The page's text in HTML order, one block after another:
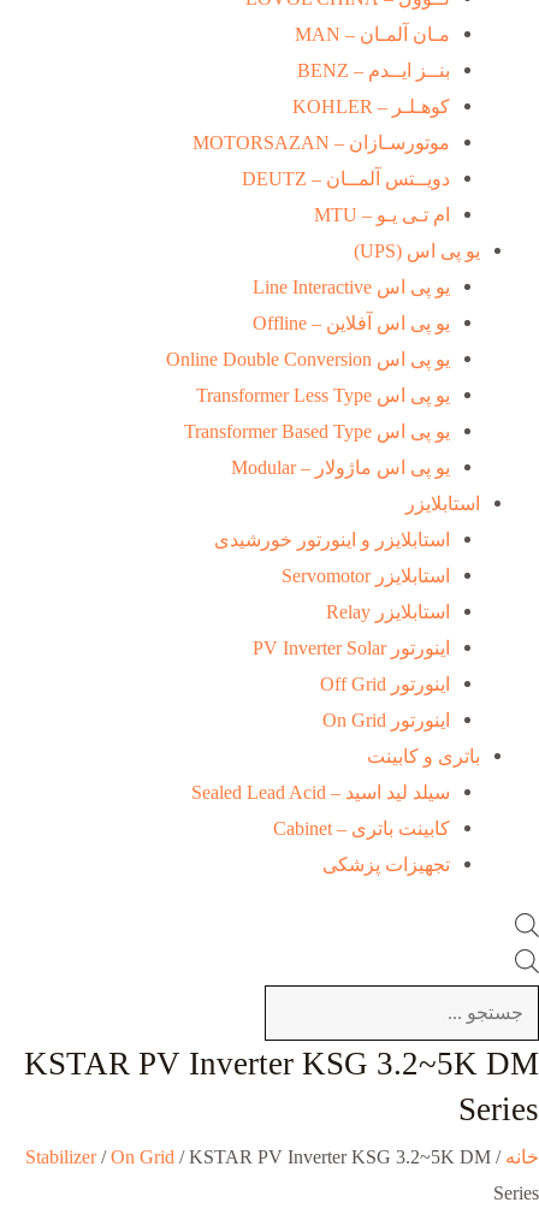
مـان آلمـان – MAN
بنــز ایــدم – BENZ
کوهـلـر – KOHLER
موتورسـازان – MOTORSAZAN
دویــتس آلمــان – DEUTZ
ام تـی یـو – MTU
یو پی اس (UPS)
یو پی اس Line Interactive
یو پی اس آفلاین – Offline
یو پی اس Online Double Conversion
یو پی اس Transformer Less Type
یو پی اس Transformer Based Type
یو پی اس ماژولار – Modular
استابلایزر
استابلایزر و اینورتور خورشیدی
استابلایزر Servomotor
استابلایزر Relay
اینورتور PV Inverter Solar
اینورتور Off Grid
اینورتور On Grid
باتری و کابینت
سیلد لید اسید – Sealed Lead Acid
کابینت باتری – Cabinet
تجهیزات پزشکی
KSTAR PV Inverter KSG 3.2~5K DM
Series
خانه /
Stabilizer/On Grid / KSTAR PV Inverter KSG 3.2~5K DM
Series